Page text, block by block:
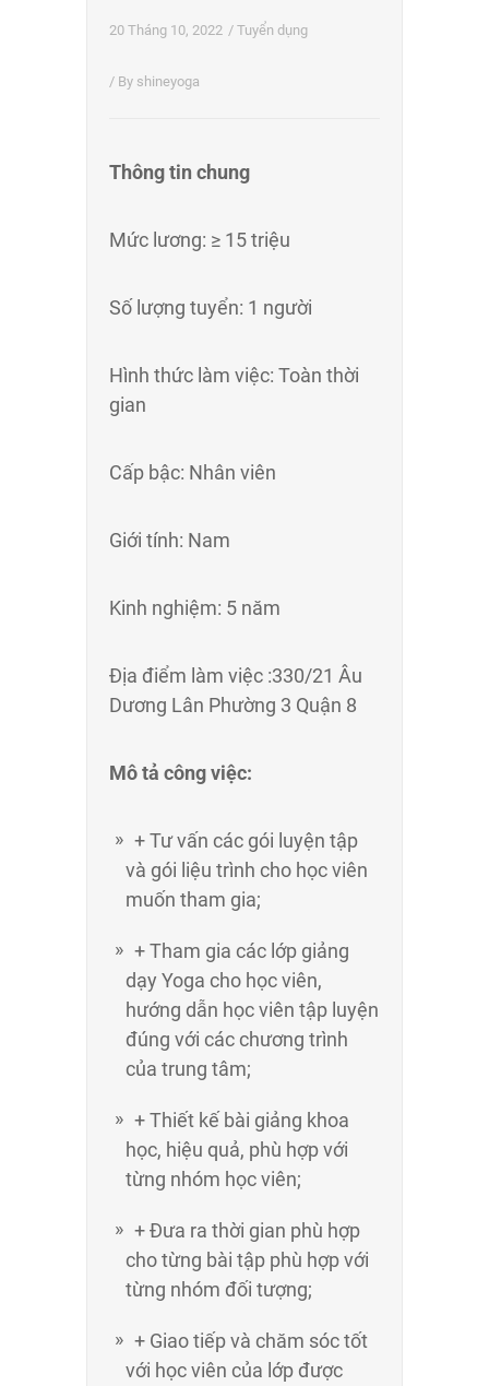
20 Tháng 10, 2022 / Tuyển dụng
/ By shineyoga
Thông tin chung
Mức lương: ≥ 15 triệu
Số lượng tuyển: 1 người
Hình thức làm việc: Toàn thời
gian
Cấp bậc: Nhân viên
Giới tính: Nam
Kinh nghiệm: 5 năm
Địa điểm làm việc :330/21 Âu
Dương Lân Phường 3 Quận 8
Mô tả công việc:
+ Tư vấn các gói luyện tập
và gói liệu trình cho học viên
muốn tham gia;
+ Tham gia các lớp giảng
dạy Yoga cho học viên,
hướng dẫn học viên tập luyện
đúng với các chương trình
của trung tâm;
+ Thiết kế bài giảng khoa
học, hiệu quả, phù hợp với
từng nhóm học viên;
+ Đưa ra thời gian phù hợp
cho từng bài tập phù hợp với
từng nhóm đối tượng;
+ Giao tiếp và chăm sóc tốt
với học viên của lớp được